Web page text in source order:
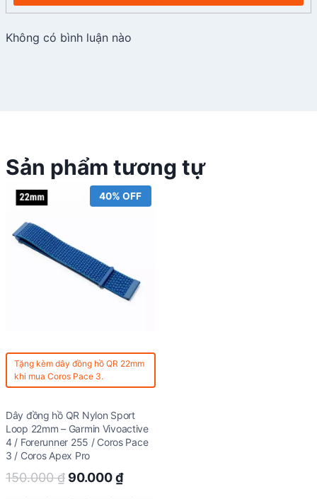
Không có bình luận nào
Sản phẩm tương tự
40% OFF
Tặng kèm dây đồng hồ QR 22mm
khi mua Coros Pace 3.
Dây đồng hồ QR Nylon Sport
Loop 22mm – Garmin Vivoactive
4 / Forerunner 255 / Coros Pace
3 / Coros Apex Pro
150.000₫ Original
90.000₫Current